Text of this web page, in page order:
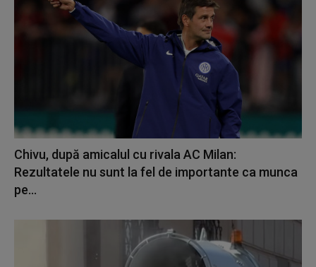
Chivu, după amicalul cu rivala AC Milan:
Rezultatele nu sunt la fel de importante ca munca
pe...